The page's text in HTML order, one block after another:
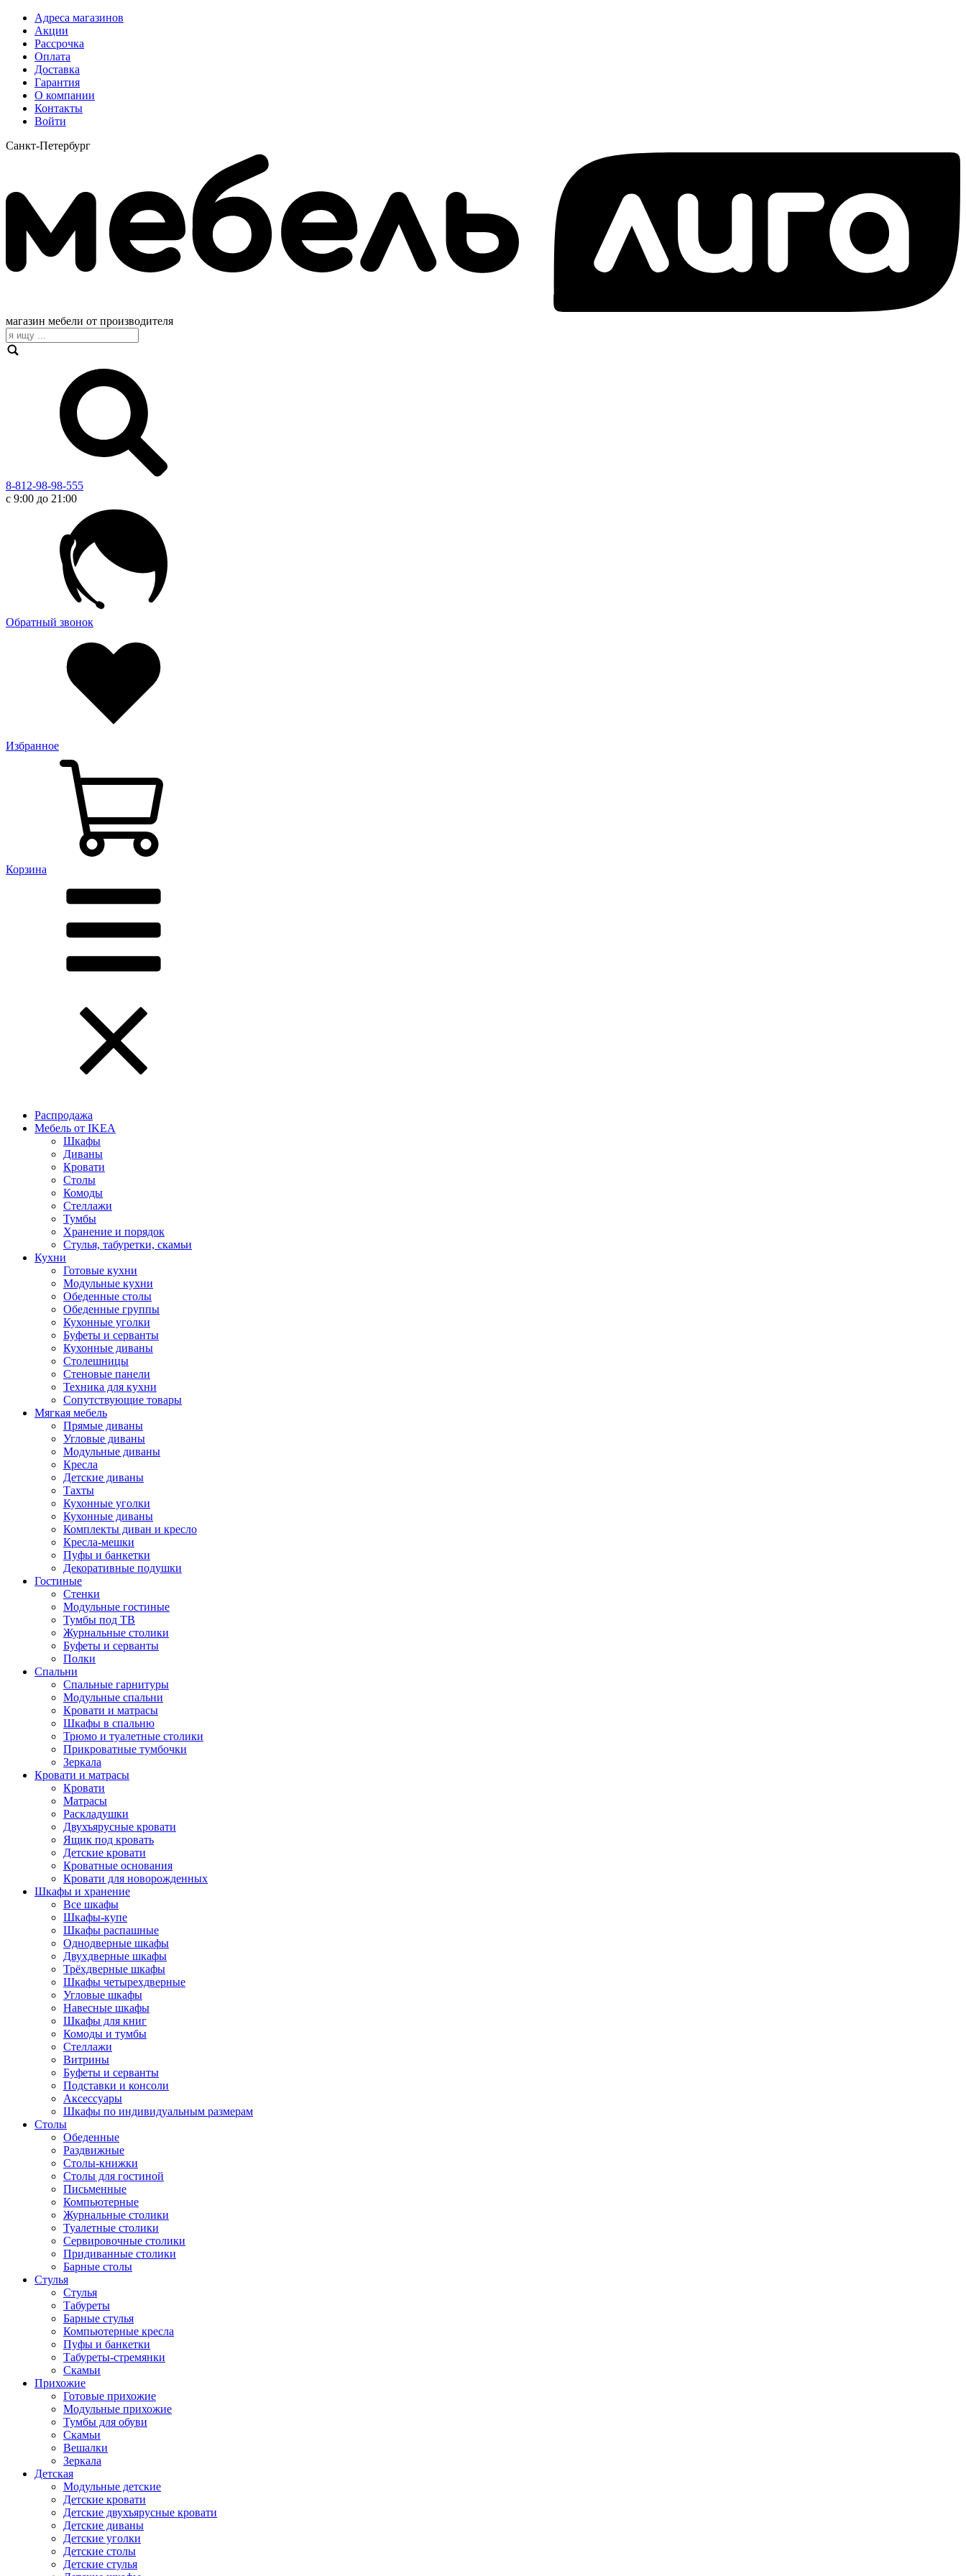
Адреса магазинов
Акции
Рассрочка
Оплата
Доставка
Гарантия
О компании
Контакты
Войти
Санкт-Петербург
магазин мебели от производителя
8-812-98-98-555
с 9:00 до 21:00
Обратный звонок
Избранное
Корзина
Распродажа
Мебель от IKEA
Шкафы
Диваны
Кровати
Столы
Комоды
Стеллажи
Тумбы
Хранение и порядок
Стулья, табуретки, скамьи
Кухни
Готовые кухни
Модульные кухни
Обеденные столы
Обеденные группы
Кухонные уголки
Буфеты и серванты
Кухонные диваны
Столешницы
Стеновые панели
Техника для кухни
Сопутствующие товары
Мягкая мебель
Прямые диваны
Угловые диваны
Модульные диваны
Кресла
Детские диваны
Тахты
Кухонные уголки
Кухонные диваны
Комплекты диван и кресло
Кресла-мешки
Пуфы и банкетки
Декоративные подушки
Гостиные
Стенки
Модульные гостиные
Тумбы под ТВ
Журнальные столики
Буфеты и серванты
Полки
Спальни
Спальные гарнитуры
Модульные спальни
Кровати и матрасы
Шкафы в спальню
Трюмо и туалетные столики
Прикроватные тумбочки
Зеркала
Кровати и матрасы
Кровати
Матрасы
Раскладушки
Двухъярусные кровати
Ящик под кровать
Детские кровати
Кроватные основания
Кровати для новорожденных
Шкафы и хранение
Все шкафы
Шкафы-купе
Шкафы распашные
Однодверные шкафы
Двухдверные шкафы
Трёхдверные шкафы
Шкафы четырехдверные
Угловые шкафы
Навесные шкафы
Шкафы для книг
Комоды и тумбы
Стеллажи
Витрины
Буфеты и серванты
Подставки и консоли
Аксессуары
Шкафы по индивидуальным размерам
Столы
Обеденные
Раздвижные
Столы-книжки
Столы для гостиной
Письменные
Компьютерные
Журнальные столики
Туалетные столики
Сервировочные столики
Придиванные столики
Барные столы
Стулья
Стулья
Табуреты
Барные стулья
Компьютерные кресла
Пуфы и банкетки
Табуреты-стремянки
Скамьи
Прихожие
Готовые прихожие
Модульные прихожие
Тумбы для обуви
Скамьи
Вешалки
Зеркала
Детская
Модульные детские
Детские кровати
Детские двухъярусные кровати
Детские диваны
Детские уголки
Детские столы
Детские стулья